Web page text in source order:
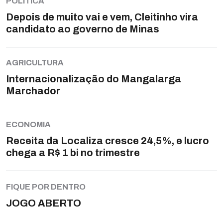
Depois de muito vai e vem, Cleitinho vira
candidato ao governo de Minas
AGRICULTURA
Internacionalização do Mangalarga
Marchador
ECONOMIA
Receita da Localiza cresce 24,5%, e lucro
chega a R$ 1 bi no trimestre
FIQUE POR DENTRO
JOGO ABERTO